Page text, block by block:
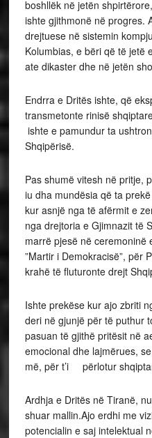
boshllëk në jetën
ishte gjithmonë në progres.
drejtuese në sistemin
Kolumbias, e bëri që të jetë
ate dikaster dhe në jetën
Endrra e Dritës ishte, që
transmetonte rinisë
ishte e pamundur ta
Shqipërisë.
Pas shumë vitesh në pritje,
iu dha mundësia që ta
kur asnjë nga të afërmit e
nga drejtoria e Gjimnazit të
marrë pjesë në ceremoninë
”Martir i Demokracisë”, për
krahë të fluturonte drejt
Ishte prekëse kur ajo zbriti
deri në gjunjë për të puthur
pasuan të gjithë pritësit në
emocional dhe lajmërues,
më, për t’i përlotur
Ardhja e Dritës në Tiranë,
shuar mallin.Ajo erdhi me
potencialin e saj intelektual